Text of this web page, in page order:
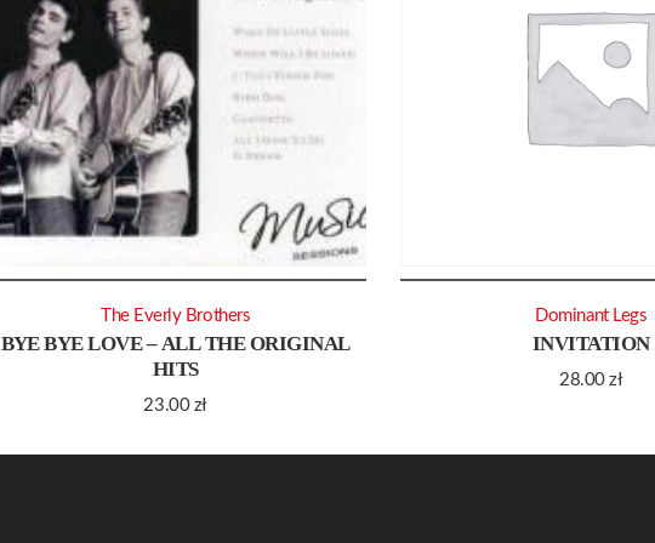
BYE BYE LOVE – ALL THE ORIGINAL
HITS
23.00 zł
The Everly Brothers
INVITATION
28.00zł
Dominant Legs